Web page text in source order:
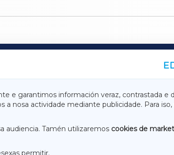
e garantimos información veraz, contrastada e
a nosa actividade mediante publicidade. Para
audiencia. Tamén utilizaremos cookies de
permitir.
TERRACHAXA
ACORUÑAXA